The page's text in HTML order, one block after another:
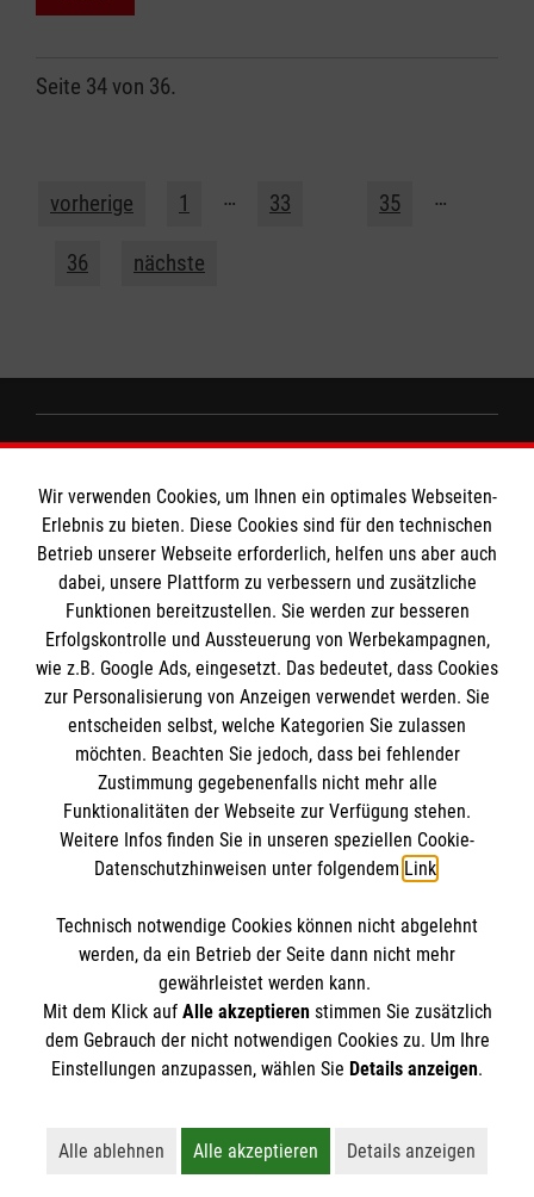
Seite 34 von 36.
vorherige 1 … 33 35 …
36 nächste
Impressum
Datenschutz
Barrierefreiheit
Kontakt
Presse
MPG Ansprechpartner
Den Beauftragten für Medizinproduktesicherheit
im Malteser Rettungsdienst und den
Einsatzdiensten der Malteser können Sie unter
gmb_mpg@malteser.orgkontaktieren.
Die Malteser
Malteser in Deutschland
Malteserorden
Malteser International
Sharepoint
Spendenkonto
Bank: Pax-Bank
IBAN: DE49 3706 0120 1201 2090 10
BIC: GENODED1PA7
So finden Sie uns
Lohweg 15
30559 Hannover
Email:info.hannover@malteser.org
Der Malteser Hilfsdienst e.V. ist als eingetragene
Gewerbesteuer befreit.
Wir verwenden Cookies, um Ihnen ein optimales Webseiten-
Erlebnis zu bieten. Diese Cookies sind für den technischen
Betrieb unserer Webseite erforderlich, helfen uns aber auch
dabei, unsere Plattform zu verbessern und zusätzliche
Funktionen bereitzustellen. Sie werden zur besseren
Erfolgskontrolle und Aussteuerung von Werbekampagnen,
wie z.B. Google Ads, eingesetzt. Das bedeutet, dass Cookies
zur Personalisierung von Anzeigen verwendet werden. Sie
entscheiden selbst, welche Kategorien Sie zulassen
möchten. Beachten Sie jedoch, dass bei fehlender
Zustimmung gegebenenfalls nicht mehr alle
Funktionalitäten der Webseite zur Verfügung stehen.
Weitere Infos finden Sie in unseren speziellen Cookie-
Datenschutzhinweisen unter folgendem Link.
Technisch notwendige Cookies können nicht abgelehnt
werden, da ein Betrieb der Seite dann nicht mehr
gewährleistet werden kann.
Mit dem Klick auf Alle akzeptierenstimmen Sie zusätzlich
dem Gebrauch der nicht notwendigen Cookies zu. Um Ihre
Einstellungen anzupassen, wählen Sie Details anzeigen.
Alle ablehnen
Lehnt alle nicht-essentiellen Cookies ab
Alle akzeptieren
Akzeptiert alle Cookies
Details anzeigen